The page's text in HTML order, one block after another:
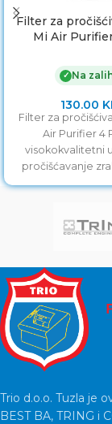
Filter za
Mi Air
✓ Na
130.00
Filter za
Air Purifier 4
visokokvalitetni
pročišćavanje
vam
Trio d.o.o. Tuzla je
BEST BA, TRING i